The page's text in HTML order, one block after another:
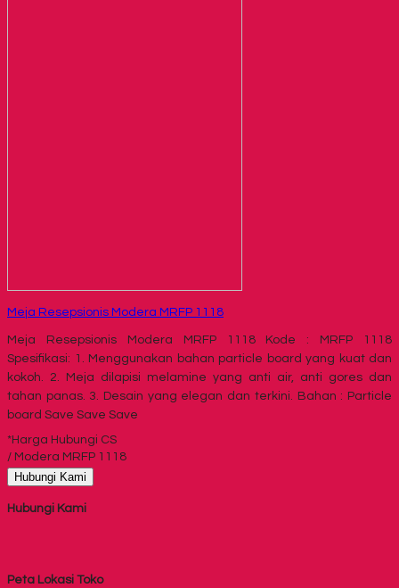
Meja Resepsionis Modera MRFP 1118
Meja Resepsionis Modera MRFP 1118 Kode : MRFP 1118
Spesifikasi: 1. Menggunakan bahan particle board yang kuat dan
kokoh. 2. Meja dilapisi melamine yang anti air, anti gores dan
tahan panas. 3. Desain yang elegan dan terkini. Bahan : Particle
board Save Save Save
*Harga Hubungi CS
/ Modera MRFP 1118
Hubungi Kami
Hubungi Kami
Peta Lokasi Toko